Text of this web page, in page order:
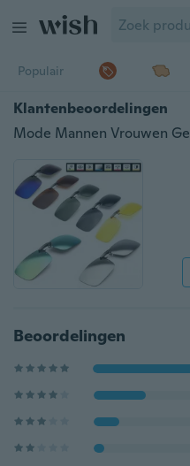
Populair
Klantenbeoordelingen
Beoordelingen